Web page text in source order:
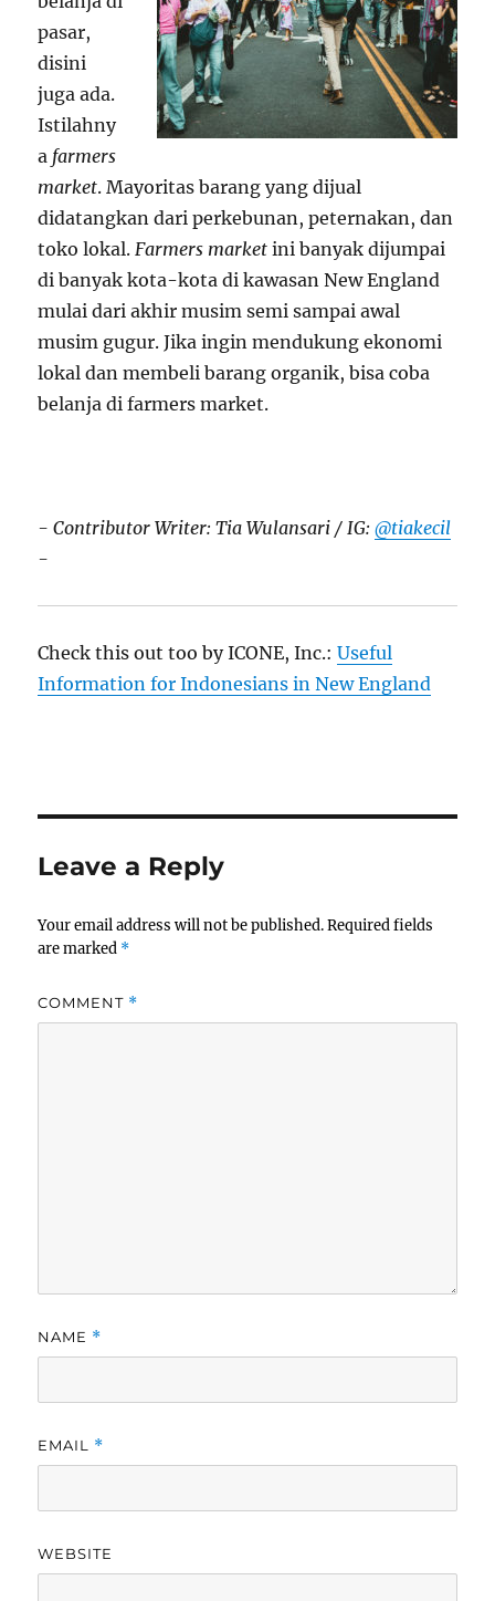
pasar,
disini
juga ada.
Istilahny
a farmers
market. Mayoritas barang yang dijual
didatangkan dari perkebunan, peternakan, dan
toko lokal.Farmers market ini banyak dijumpai
di banyak kota-kota di kawasan New England
mulai dari akhir musim semi sampai awal
musim gugur. Jika ingin mendukung ekonomi
lokal dan membeli barang organik, bisa coba
belanja di farmers market.
- Contributor Writer: Tia Wulansari / IG:@tiakecil
-
Check this out too by ICONE, Inc.:Useful
Information for Indonesians in New England
Leave a Reply
Your email address will not be published. Required fields
are marked *
COMMENT *
NAME *
EMAIL *
WEBSITE